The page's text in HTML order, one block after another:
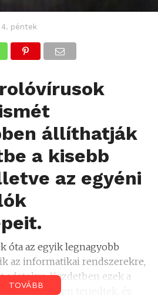
4. péntek
állíthatják
a kisebb
az egyéni
óta az egyik legnagyobb
az informatikai rendszerekre,
adatokra. Kezdetben ezek a
széles körben terjedtek, és
TOVÁBB